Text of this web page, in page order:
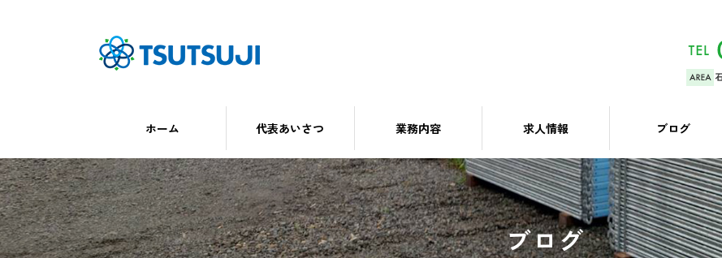
ホーム 代表あいさつ 業務内容 求人情報 ブログ
ブログ